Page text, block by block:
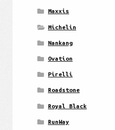
Maxxis
Michelin
Nankang
Ovation
Pirelli
Roadstone
Royal Black
RunWay